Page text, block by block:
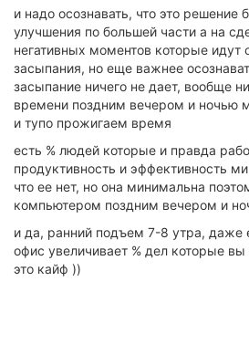
и надо осознавать, что это решение
улучшения по большей части а на
негативных моментов которые идут
засыпания, но еще важнее
засыпание ничего не дает, вообще
времени поздним вечером и ночью
и тупо прожигаем время
есть % людей которые и правда
продуктивность и эффективность
что ее нет, но она минимальна
компьютером поздним вечером и
и да, ранний подъем 7-8 утра, даже
офис увеличивает % дел которые
это кайф ))